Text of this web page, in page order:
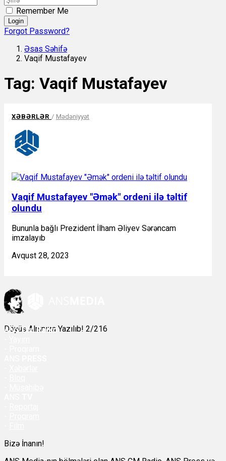
Remember Me
Login
Forgot Password?
Əsas Səhifə
Vaqif Mustafayev
Tag: Vaqif Mustafayev
XƏBƏRLƏR / Mədəniyyət
Vaqif Mustafayev "Əmək" ordeni ilə təltif
olundu
Bununla bağlı Prezident İlham Əliyev Sərəncam
imzalayıb
Avqust 28, 2023
Döyüş Alnınıza Yazılıb! 2/216
ANSÇM Radio
Bizə İnanın!